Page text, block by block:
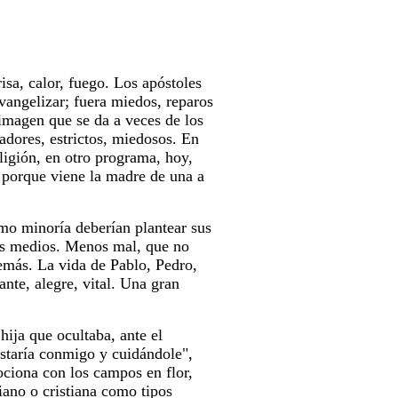
calor, fuego. Los apóstoles
fuera miedos, reparos
que se da a veces de los
estrictos, miedosos. En
en otro programa, hoy,
viene la madre de una a
minoría deberían plantear sus
medios. Menos mal, que no
La vida de Pablo, Pedro,
alegre, vital. Una gran
que ocultaba, ante el
conmigo y cuidándole",
con los campos en flor,
o cristiana como tipos